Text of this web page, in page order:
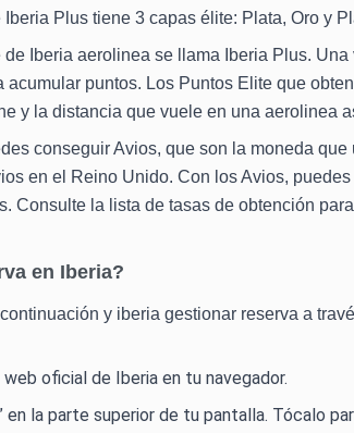
Plus tiene 3 capas élite: Plata, Oro y
Iberia aerolinea se llama Iberia Plus.
acumular puntos. Los Puntos Elite que
y la distancia que vuele en una aerolinea
conseguir Avios, que son la moneda
en el Reino Unido. Con los Avios,
Consulte la lista de tasas de obtención
en Iberia?
y iberia gestionar reserva a
web oficial de Iberia en tu navegador.
en la parte superior de tu pantalla. Tócalo